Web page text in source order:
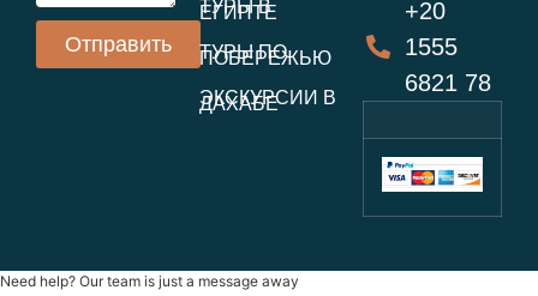
Отправить
ТУРЫ В
ЕГИПТЕ
ТУРЫ ПО
ПОБЕРЕЖЬЮ
ЭКСКУРСИИ В
ДАХАБЕ
+20
1555
6821 78
Need help? Our team is just a message away